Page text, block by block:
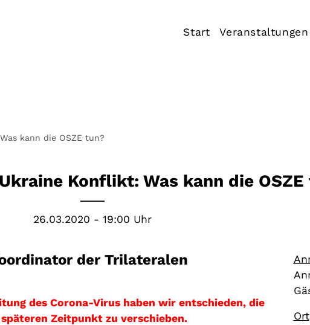
Start Veranstaltungen
kann die OSZE tun?
Ukraine Konflikt: Was kann die
26.03.2020 - 19:00 Uhr
der Trilateralen
des Corona-Virus haben wir entschieden, die
Zeitpunkt zu verschieben.
Ort